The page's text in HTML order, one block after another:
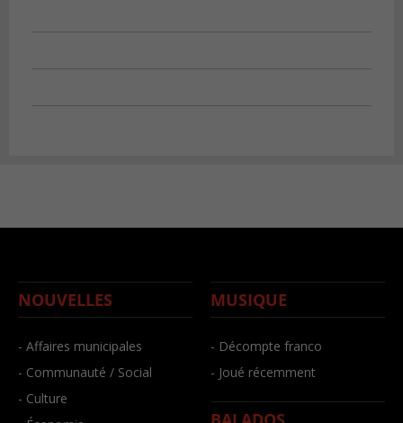
NOUVELLES
- Affaires municipales
- Communauté / Social
- Culture
MUSIQUE
- Décompte franco
- Joué récemment